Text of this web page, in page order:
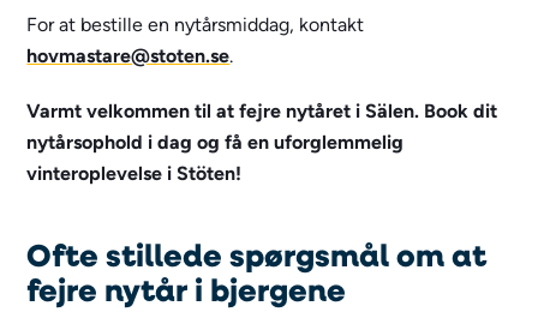
For at bestille en nytårsmiddag, kontakt
hovmastare@stoten.se.
Varmt velkommen til at fejre nytåret i Sälen. Book dit
nytårsophold i dag og få en uforglemmelig
vinteroplevelse i Stöten!
Ofte stillede spørgsmål om at
fejre nytår i bjergene